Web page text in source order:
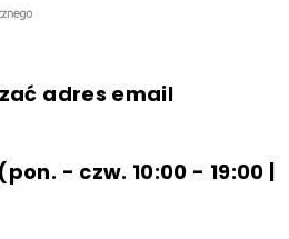
adres email
- czw. 10:00 - 19:00 |